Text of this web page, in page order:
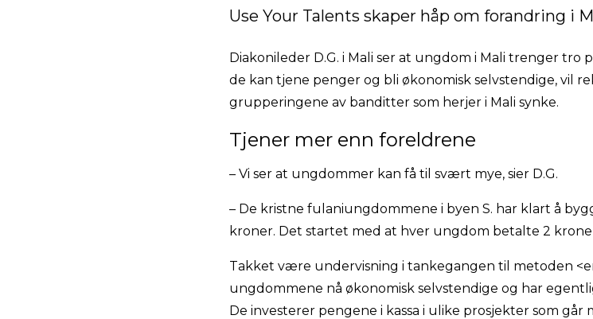
Use Your Talents skaper håp om forandring i
Diakonileder D.G. i Mali ser at ungdom i Mali trenger tro
de kan tjene penger og bli økonomisk selvstendige, vil
grupperingene av banditter som herjer i Mali synke.
Tjener mer enn foreldrene
– Vi ser at ungdommer kan få til svært mye, sier D.G.
– De kristne fulaniungdommene i byen S. har klart å
kroner. Det startet med at hver ungdom betalte 2
Takket være undervisning i tankegangen til metoden
ungdommene nå økonomisk selvstendige og har
De investerer pengene i kassa i ulike prosjekter som